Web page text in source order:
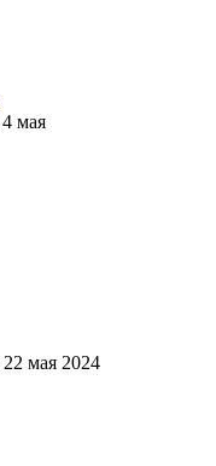
4 мая
22 мая 2024